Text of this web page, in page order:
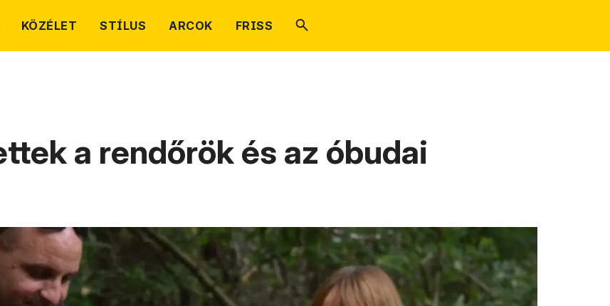
KÖZÉLET STÍLUS ARCOK FRISS
a rendőrök és az óbudai